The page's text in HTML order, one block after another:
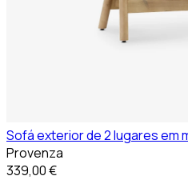
Sofá exterior de 2 lugares em
Provenza
339,00 €